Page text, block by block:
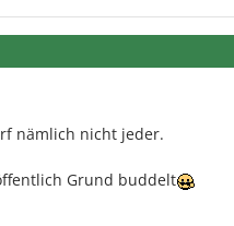
nämlich nicht jeder.
Grund buddelt